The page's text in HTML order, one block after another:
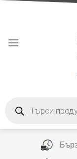
search